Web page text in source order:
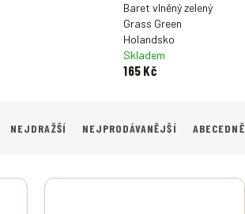
Baret vlněný zelený
Grass Green
Holandsko
Skladem
165 Kč
NEJDRAŽŠÍ NEJPRODÁVANĚJŠÍ ABECEDNĚ